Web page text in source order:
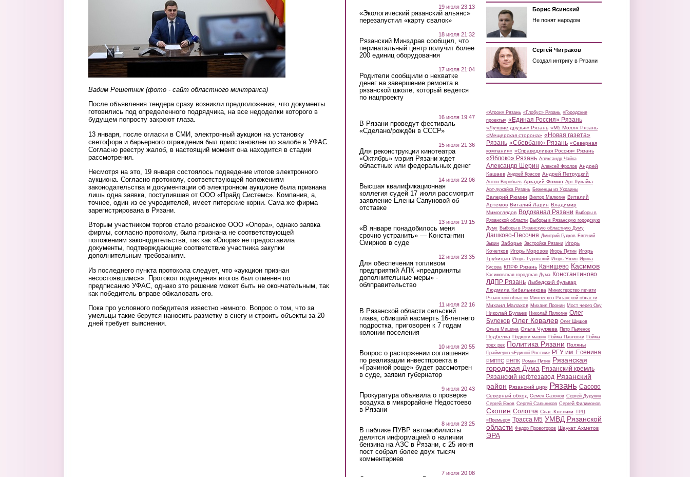
Вадим Решетник (фото - сайт областного минтранса)
После объявления тендера сразу возникли предположения, что документы
готовились под определенного подрядчика, на все недоделки которого в
будущем попросту закроют глаза.
13 января, после огласки в СМИ, электронный аукцион на установку
светофора и барьерного ограждения был приостановлен по жалобе в УФАС.
Согласно реестру жалоб, в настоящий момент она находится в стадии
рассмотрения.
Несмотря на это, 19 января состоялось подведение итогов электронного
аукциона. Согласно протоколу, соответствующей положениям
законодательства и документации об электронном аукционе была признана
лишь одна заявка, поступившая от ООО «Прайд Системс». Компания, а,
точнее, один из ее учредителей, имеет питерские корни. Сама же фирма
зарегистрирована в Рязани.
Вторым участником торгов стало рязанское ООО «Опора», однако заявка
фирмы, согласно протоколу, была признана не соответствующей
положениям законодательства, так как «Опора» не предоставила
документы, подтверждающие соответствие участника закупки
дополнительным требованиям.
Из последнего пункта протокола следует, что «аукцион признан
несостоявшимся». Протокол подведения итогов был отменен по
предписанию УФАС, однако это решение может быть не окончательным, так
как победитель вправе обжаловать его.
Пока про условного победителя известно немного. Вопрос о том, что за
умельцы такие берутся наносить разметку в снегу и строить объекты за 20
дней требует выяснения.
19 июля 23:13
«Экологический рязанский альянс»
перезапустил «карту свалок»
18 июля 21:32
Рязанский Минздрав сообщил, что
перинатальный центр получит более
200 единиц оборудования
17 июля 21:04
Родители сообщили о нехватке
денег на завершение ремонта в
рязанской школе, который ведется
по нацпроекту
16 июля 19:47
В Рязани проведут фестиваль
«Сделано/рождён в СССР»
15 июля 21:36
Для реконструкции кинотеатра
«Октябрь» мэрия Рязани ждет
областных или федеральных денег
14 июля 22:06
Высшая квалификационная
коллегия судей 17 июля рассмотрит
заявление Елены Сапуновой об
отставке
13 июля 19:15
«В январе понадобилось меня
срочно устранить» — Константин
Смирнов в суде
12 июля 23:35
Для обеспечения топливом
предприятий АПК «предприняты
дополнительные меры» -
облправительство
11 июля 22:16
В Рязанской области сельский
глава, сбивший насмерть 16-летнего
подростка, приговорен к 7 годам
колонии-поселения
10 июля 20:55
Вопрос о расторжении соглашения
по реализации инвестпроекта в
«Грачиной роще» будет рассмотрен
в суде, заявил губернатор
9 июля 20:43
Прокуратура объявила о проверке
воздуха в микрорайоне Недостоево
в Рязани
8 июля 23:25
В паблике ПУВР автомобилисты
делятся информацией о наличии
бензина на АЗС в Рязани, с 25 июня
пост собрал более двух тысяч
комментариев
7 июля 20:08
Борис Ясинский
Не понят народом
Сергей Чиграков
Создал интригу в Рязани
«Атрон» Рязань «Глобус» Рязань «Городские
проекты» «Единая Россия» Рязань
«Лучшие друзья» Рязань «М5 Молл» Рязань
«Мещерская сторона» «Новая газета»
Рязань «Сбербанк» Рязань «Северная
компания» «Справедливая Россия» Рязань
«Яблоко» Рязань Александр Чайка
Александр Шерин Алексей Фролов Андрей
Кашаев Андрей Красов Андрей Петруцкий
Антон Воробьев Аркадий Фомин Арт-Лужайка
Арт-лужайка Рязань Беженцы из Украины
Валерий Рюмин Виктор Малюгин Виталий
Артемов Виталий Ларин Владимир
Мимоглядов Водоканал Рязани Выборы в
Рязанской области Выборы в Рязанскую городскую
Думу Выборы в Рязанскую областную Думу
Дашково-Песочня Дмитрий Гудков Евгений
Зызин Заборье Застройка Рязани Игорь
Кочетков Игорь Морозов Игорь Путин Игорь
Трубицын Игорь Туровский Игорь Яшин Ирина
Кусова КПРФ Рязань Канищево Касимов
Касимовская городская Дума Константиново
ЛДПР Рязань Лыбедский бульвар
Людмила Кибальникова Министерство печати
Рязанской области Минлесхоз Рязанской области
Михаил Малахов Михаил Пронин Мост через Оку
Николай Булаев Николай Пилюгин Олег
Булеков Олег Ковалев Олег Шишов
Ольга Мишина Ольга Чуляева Петр Пыленок
Подбелка Поджоги машин Пойма Павловки Пойма
трех рек Политика Рязани Поляны
Праймериз «Единой России» РГУ им. Есенина
РМПТС РНПК Роман Путин Рязанская
городская Дума Рязанский кремль
Рязанский нефтезавод Рязанский
район Рязанский цирк Рязань Сасово
Северный обход Семен Сазонов Сергей Дудукин
Сергей Ежов Сергей Сальников Сергей Филимонов
Скопин Солотча Спас-Клепики ТРЦ
«Премьер» Трасса М5 УМВД Рязанской
области Федор Провоторов Шаукат Ахметов
ЭРА